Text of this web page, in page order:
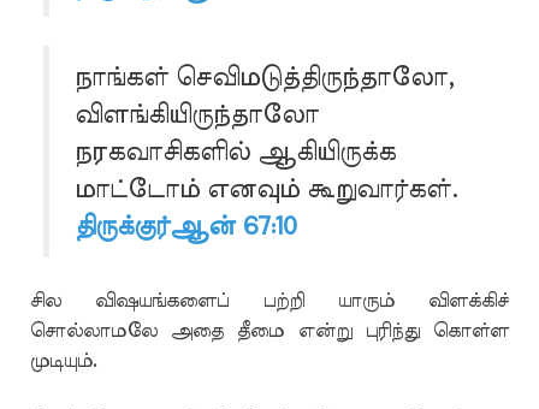
நாங்கள் செவிமடுத்திருந்தாலோ,
விளங்கியிருந்தாலோ
நரகவாசிகளில் ஆகியிருக்க
மாட்டோம் எனவும் கூறுவார்கள்.
திருக்குர்ஆன் 67:10
சில விஷயங்களைப் பற்றி யாரும் விளக்கிச்
சொல்லாமலே அதை தீமை என்று புரிந்து கொள்ள
முடியும்.